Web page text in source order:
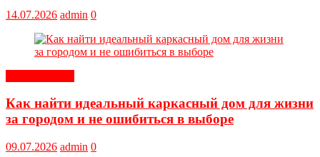
14.07.2026 admin 0
Как найти идеальный каркасный дом для жизни
за городом и не ошибиться в выборе
09.07.2026 admin 0